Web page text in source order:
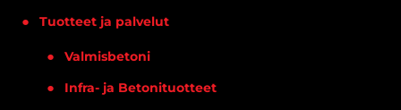
Tuotteet ja palvelut
Valmisbetoni
Infra- ja Betonituotteet